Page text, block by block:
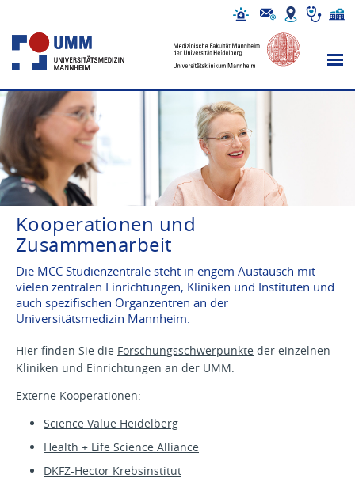
Kooperationen und
Zusammenarbeit
Die MCC Studienzentrale steht in engem Austausch mit
vielen zentralen Einrichtungen, Kliniken und Instituten und
auch spezifischen Organzentren an der
Universitätsmedizin Mannheim.
Hier finden Sie die Forschungsschwerpunkte der einzelnen
Kliniken und Einrichtungen an der UMM.
Externe Kooperationen:
Science Value Heidelberg
Health + Life Science Alliance
DKFZ-Hector Krebsinstitut